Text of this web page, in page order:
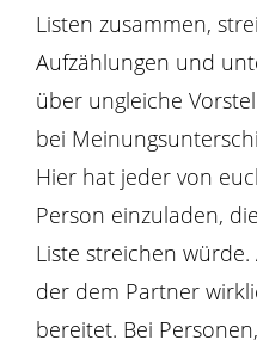
Listen zusammen,
Aufzählungen und
über ungleiche
bei
Hier hat jeder von
Person einzuladen,
Liste streichen
der dem Partner
bereitet. Bei